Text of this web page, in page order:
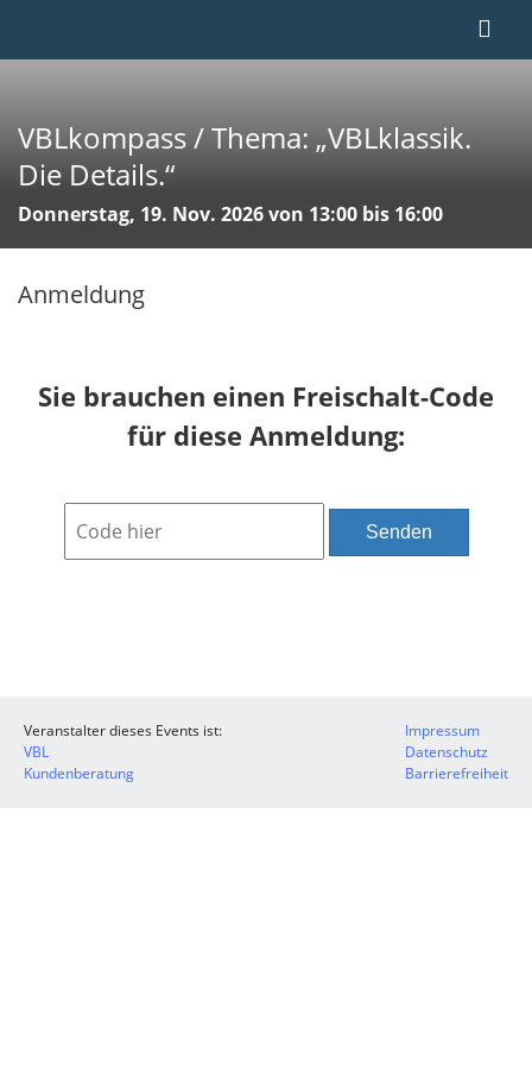
VBLkompass / Thema: „VBLklassik.
Die Details.“
Donnerstag, 19. Nov. 2026 von 13:00 bis 16:00
Anmeldung
Sie brauchen einen Freischalt-Code
für diese Anmeldung:
Senden
Veranstalter dieses Events ist:
VBL
Kundenberatung
Impressum
Datenschutz
Barrierefreiheit